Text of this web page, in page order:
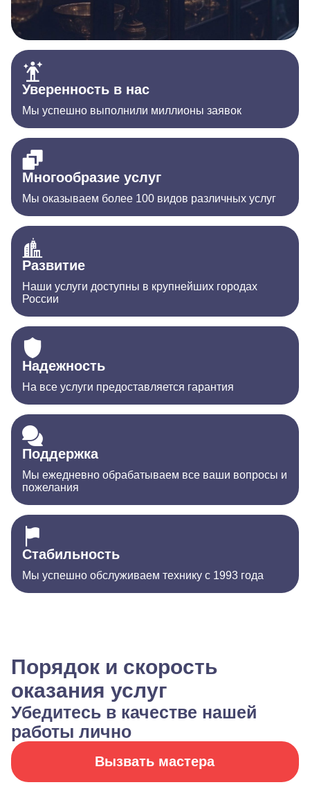
Уверенность в нас
Мы успешно выполнили миллионы заявок
Многообразие услуг
Мы оказываем более 100 видов различных услуг
Развитие
Наши услуги доступны в крупнейших городах
России
Надежность
На все услуги предоставляется гарантия
Поддержка
Мы ежедневно обрабатываем все ваши вопросы и
пожелания
Стабильность
Мы успешно обслуживаем технику с 1993 года
Порядок и скорость
оказания услуг
Убедитесь в качестве нашей
работы лично
Вызвать мастера